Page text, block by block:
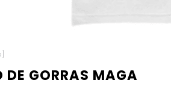
DE GORRAS MAGA